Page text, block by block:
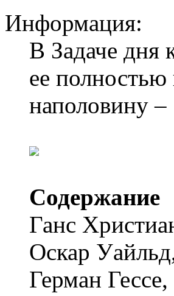
Информация:
В Задаче дня
ее
наполовину –
Содержание
Ганс
Оскар
Герман